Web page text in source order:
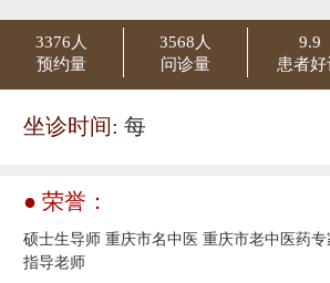
3376人
预约量
3568人
问诊量
9.9
患者好
坐诊时间: 每
● 荣誉：
硕士生导师 重庆市名中医 重庆市老中医药
指导老师